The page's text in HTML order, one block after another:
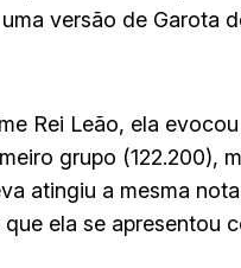
versão de Garota
Rei Leão, ela
grupo (122.200),
atingiu a mesma
ela se apresentou